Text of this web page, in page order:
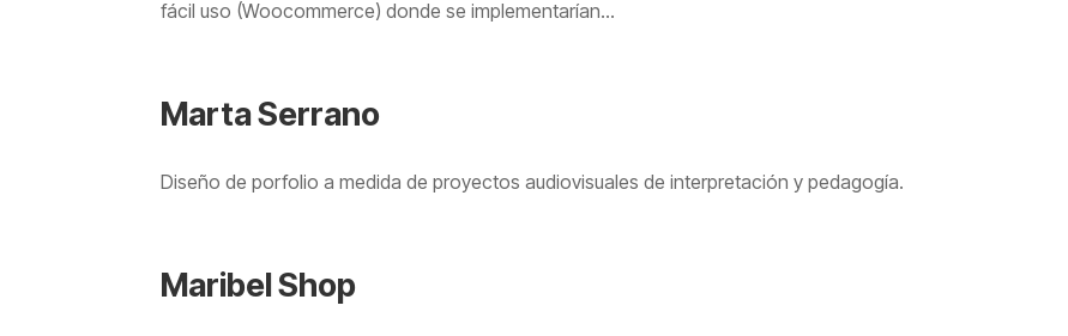
fácil uso (Woocommerce) donde se implementarían...
Marta Serrano
Diseño de porfolio a medida de proyectos audiovisuales de interpretación y pedagogía.
Maribel Shop